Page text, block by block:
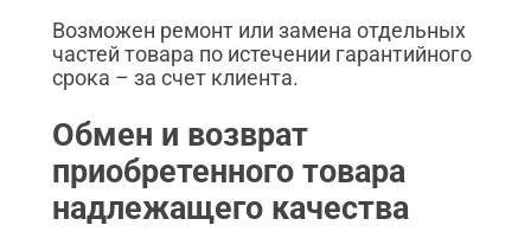
Возможен ремонт или замена отдельных
частей товара по истечении гарантийного
срока – за счет клиента.
Обмен и возврат
приобретенного товара
надлежащего качества